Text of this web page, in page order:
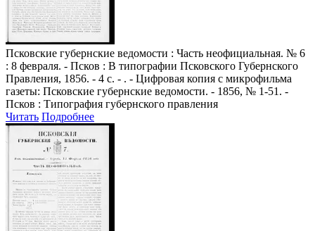
Псковские губернские ведомости : Часть неофициальная. № 6
: 8 февраля. - Псков : В типографии Псковского Губернского
Правления, 1856. - 4 с. - . - Цифровая копия с микрофильма
газеты: Псковские губернские ведомости. - 1856, № 1-51. -
Псков : Типография губернского правления
Читать Подробнее